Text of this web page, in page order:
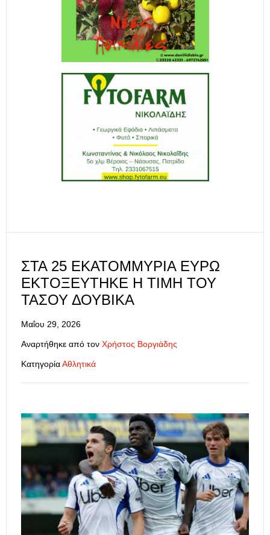
ΣΤΑ 25 ΕΚΑΤΟΜΜΎΡΙΑ ΕΥΡΏ
ΕΚΤΟΞΕΎΤΗΚΕ Η ΤΙΜΉ ΤΟΥ
ΤΆΣΟΥ ΔΟΥΒΊΚΑ
Μαΐου 29, 2026
Αναρτήθηκε από τον Χρήστος Βοργιάδης
ΚατηγορίαΑθλητικά